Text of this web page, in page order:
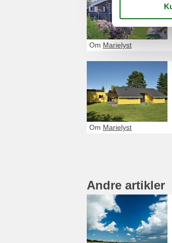
Om Marielyst
Om Marielyst
Andre artikler